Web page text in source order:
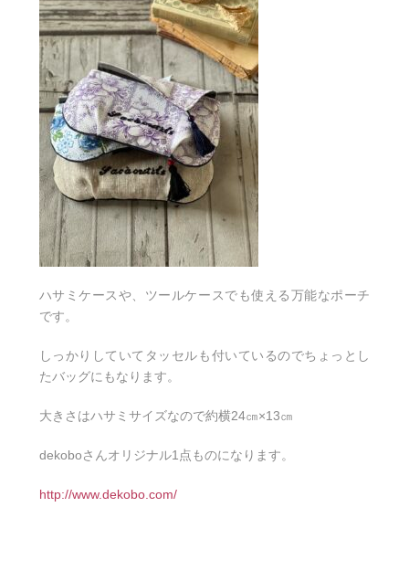
ハサミケースや、ツールケースでも使える万能なポーチ
です。
しっかりしていてタッセルも付いているのでちょっとし
たバッグにもなります。
大きさはハサミサイズなので約横24㎝×13㎝
dekoboさんオリジナル1点ものになります。
http://www.dekobo.com/